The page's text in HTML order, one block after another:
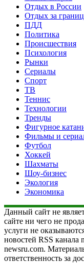
Отдых в России
Отдых за
ПДД
Политика
Происшествия
Психология
Рынки
Сериалы
Спорт
ТВ
Теннис
Технологии
Тренды
Фигурное
Фильмы и
Футбол
Хоккей
Шахматы
Шоу-бизнес
Экология
Экономика
Данный сайт не
сайте ни чего не
услуги не
новостей RSS канала
newsru.com.
ответственность за